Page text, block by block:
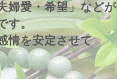
愛・希望」などが
す。
情を安定させて